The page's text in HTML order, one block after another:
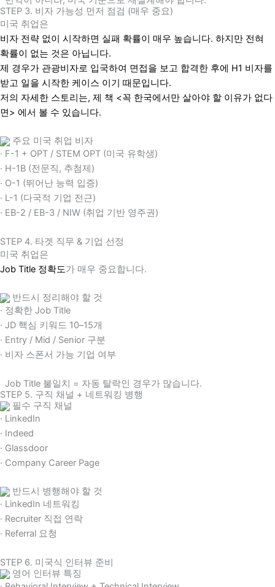
STEP 3. 비자 가능성 먼저 점검 (매우 중요)
미국 취업은
비자 전략 없이 시작하면 실패 확률이 매우 높습니다. 하지만 전혀
확률이 없는 것은 아닙니다.
제 경우가 관광비자로 입국하여 면접을 보고 합격한 후에 H1 비자를
받고 일을 시작한 케이스 이기 때문입니다.
저의 자세한 스토리는, 제 책 <꼭 한국에서만 살아야 할 이유가 없다
면> 에서 볼 수 있습니다.
주요 미국 취업 비자
· F-1 + OPT / STEM OPT (미국 유학생)
· H-1B (전문직, 추첨제)
· O-1 (뛰어난 능력 입증)
· L-1 (다국적 기업 전근)
· EB-2 / EB-3 / NIW (취업 기반 영주권)
STEP 4. 타겟 직무 & 기업 선정
미국 취업은
Job Title 정확도가 매우 중요합니다.
반드시 정리해야 할 것
· 정확한 Job Title
· JD 핵심 키워드 10–15개
· Entry / Mid / Senior 구분
· 비자 스폰서 가능 기업 여부
Job Title 불일치 = 자동 탈락인 경우가 많습니다.
STEP 5. 구직 채널 + 네트워킹 병행
필수 구직 채널
· LinkedIn
· Indeed
· Glassdoor
· Company Career Page
반드시 병행해야 할 것
· LinkedIn 네트워킹
· Recruiter 직접 연락
· Referral 요청
STEP 6. 미국식 인터뷰 준비
영어 인터뷰 특징